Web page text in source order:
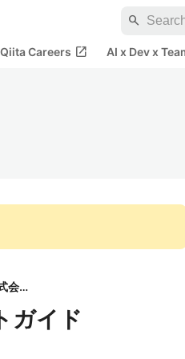
search
Qiita Careers open_in_new AI x Dev x
ATD InnoSolutions株式会社
ガイド